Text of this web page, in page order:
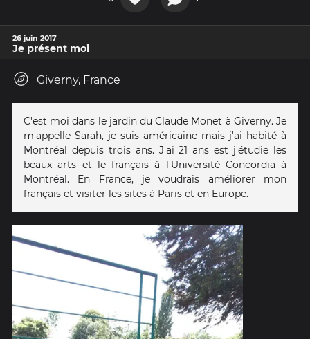
26 juin 2017
Je présent moi
Giverny, France
C'est moi dans le jardin du Claude Monet à Giverny. Je
m'appelle Sarah, je suis américaine mais j'ai habité à
Montréal depuis trois ans. J'ai 21 ans est j'étudie les
beaux arts et le français à l'Université Concordia à
Montréal. En France, je voudrais améliorer mon
français et visiter les sites à Paris et en Europe.